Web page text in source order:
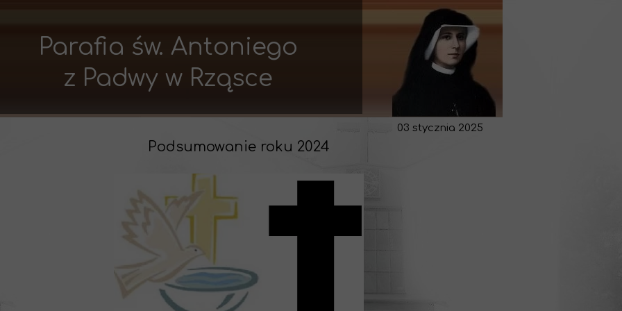
03 stycznia 2025
Podsumowanie roku 2024
Parafia św. Antoniego
z Padwy w Rząsce
Przycisk